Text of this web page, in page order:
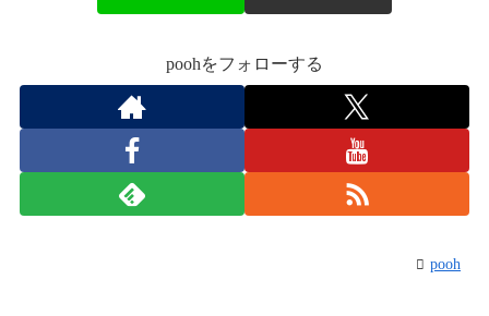
poohをフォローする
pooh